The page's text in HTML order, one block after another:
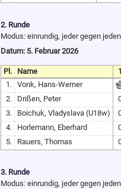
2. Runde
Modus: einrundig, jeder gegen
Datum: 5. Februar 2026
Pl. Name
1. Vonk, Hans-Werner
2.
Drißen, Peter
3.
Boichuk, Vladyslava (U18w)
4.
Horlemann, Eberhard
5.
Rauers, Thomas
3. Runde
Modus: einrundig, jeder gegen